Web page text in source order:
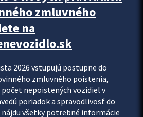
zmluvného
na
2026 vstupujú postupne do
zmluvného poistenia,
nepoistených vozidiel v
poriadok a spravodlivosť do
nájdu všetky potrebné informácie